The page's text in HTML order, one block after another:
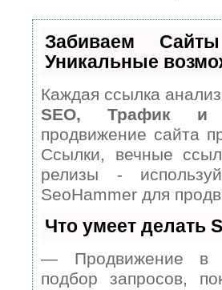
Забиваем
Уникальные
Каждая ссылка
SEO, Трафик и
продвижение сайта
Ссылки, вечные
релизы -
SeoHammer для
Что умеет делать
— Продвижение в
подбор запросов,